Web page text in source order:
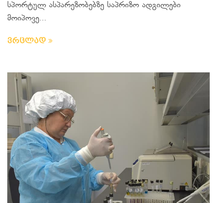
სპორტულ ასპარეზობებზე საპრიზო ადგილები
მოიპოვე...
ვრცლად